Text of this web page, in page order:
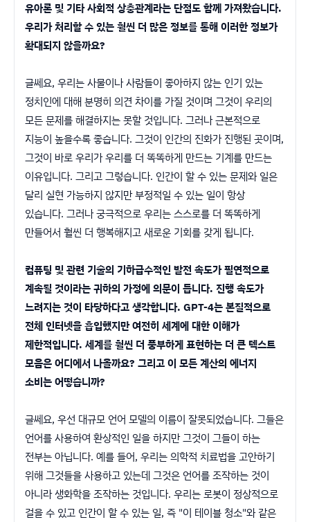
유아론 및 기타 사회적 상충관계라는 단점도 함께 가져왔습니다.
우리가 처리할 수 있는 훨씬 더 많은 정보를 통해 이러한 정보가
확대되지 않을까요?
글쎄요, 우리는 사물이나 사람들이 좋아하지 않는 인기 있는
정치인에 대해 분명히 의견 차이를 가질 것이며 그것이 우리의
모든 문제를 해결하지는 못할 것입니다. 그러나 근본적으로
지능이 높을수록 좋습니다. 그것이 인간의 진화가 진행된 곳이며,
그것이 바로 우리가 우리를 더 똑똑하게 만드는 기계를 만드는
이유입니다. 그리고 그렇습니다. 인간이 할 수 있는 문제와 일은
달리 실현 가능하지 않지만 부정적일 수 있는 일이 항상
있습니다. 그러나 궁극적으로 우리는 스스로를 더 똑똑하게
만들어서 훨씬 더 행복해지고 새로운 기회를 갖게 됩니다.
컴퓨팅 및 관련 기술의 기하급수적인 발전 속도가 필연적으로
계속될 것이라는 귀하의 가정에 의문이 듭니다. 진행 속도가
느려지는 것이 타당하다고 생각합니다. GPT-4는 본질적으로
전체 인터넷을 흡입했지만 여전히 세계에 대한 이해가
제한적입니다. 세계를 훨씬 더 풍부하게 표현하는 더 큰 텍스트
모음은 어디에서 나올까요? 그리고 이 모든 계산의 에너지
소비는 어떻습니까?
글쎄요, 우선 대규모 언어 모델의 이름이 잘못되었습니다. 그들은
언어를 사용하여 환상적인 일을 하지만 그것이 그들이 하는
전부는 아닙니다. 예를 들어, 우리는 의학적 치료법을 고안하기
위해 그것들을 사용하고 있는데 그것은 언어를 조작하는 것이
아니라 생화학을 조작하는 것입니다. 우리는 로봇이 정상적으로
걸을 수 있고 인간이 할 수 있는 일, 즉 "이 테이블 청소"와 같은